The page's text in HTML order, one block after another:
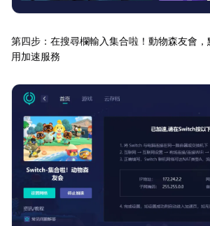
第四步：在搜尋欄輸入集合啦！動物森友會
用加速服務